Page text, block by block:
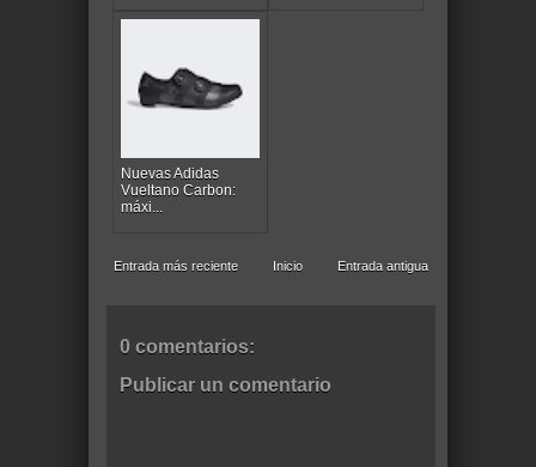
Nuevas Adidas
Vueltano Carbon:
máxi...
Entrada más reciente Entrada antigua
Inicio
0 comentarios:
Publicar un comentario